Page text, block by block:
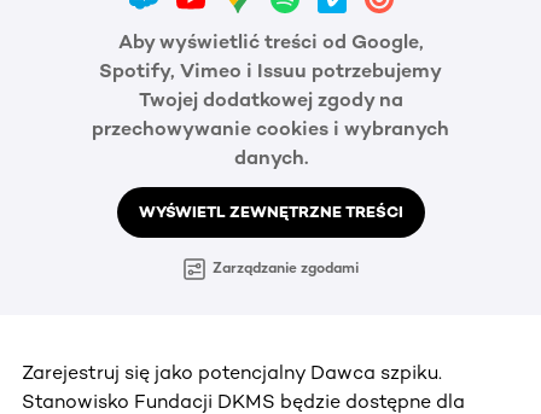
Aby wyświetlić treści od Google,
Spotify, Vimeo i Issuu potrzebujemy
Twojej dodatkowej zgody na
przechowywanie cookies i wybranych
danych.
WYŚWIETL ZEWNĘTRZNE TREŚCI
Zarządzanie zgodami
Zarejestruj się jako potencjalny Dawca szpiku.
Stanowisko Fundacji DKMS będzie dostępne dla